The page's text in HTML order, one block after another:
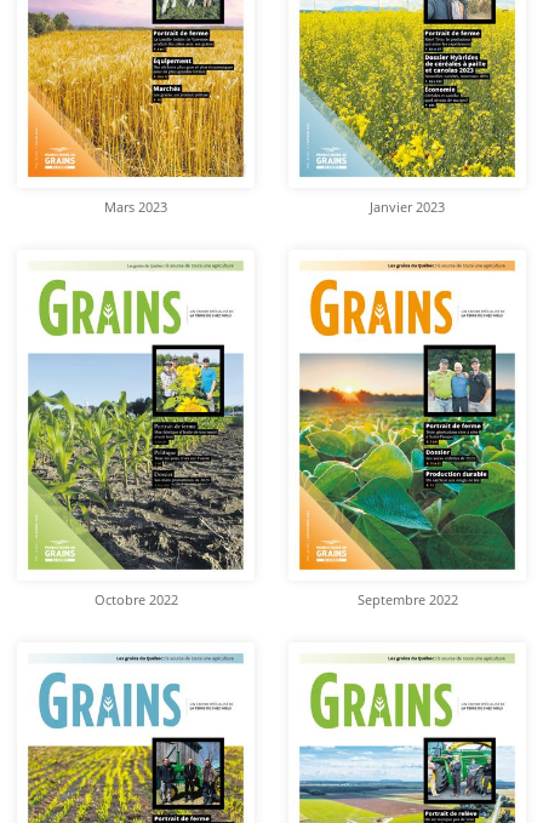
Mars 2023 Janvier 2023
Octobre 2022 Septembre 2022